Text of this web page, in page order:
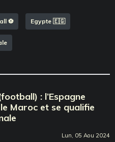
⚽️ Egypte 🇪🇬
: l’Espagne
Maroc et se qualifie
Lun, 05 Aou 2024